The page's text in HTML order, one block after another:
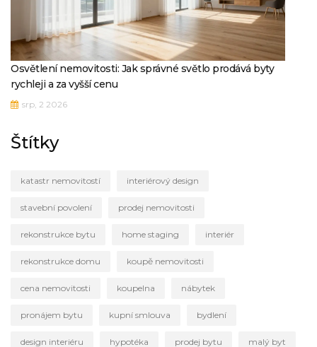
Osvětlení nemovitosti: Jak správné světlo prodává byty
rychleji a za vyšší cenu
srp, 2 2026
Štítky
katastr nemovitostí interiérový design
stavební povolení prodej nemovitosti
rekonstrukce bytu home staging interiér
rekonstrukce domu koupě nemovitosti
cena nemovitosti koupelna nábytek
pronájem bytu kupní smlouva bydlení
design interiéru hypotéka prodej bytu malý byt